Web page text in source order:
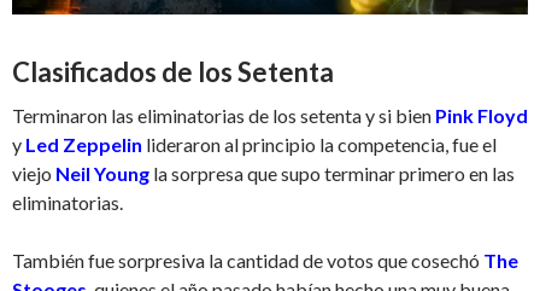
Clasificados de los Setenta
Terminaron las eliminatorias de los setenta y si bien Pink Floyd
y Led Zeppelin lideraron al principio la competencia, fue el
viejo Neil Young la sorpresa que supo terminar primero en las
eliminatorias.
También fue sorpresiva la cantidad de votos que cosechó The